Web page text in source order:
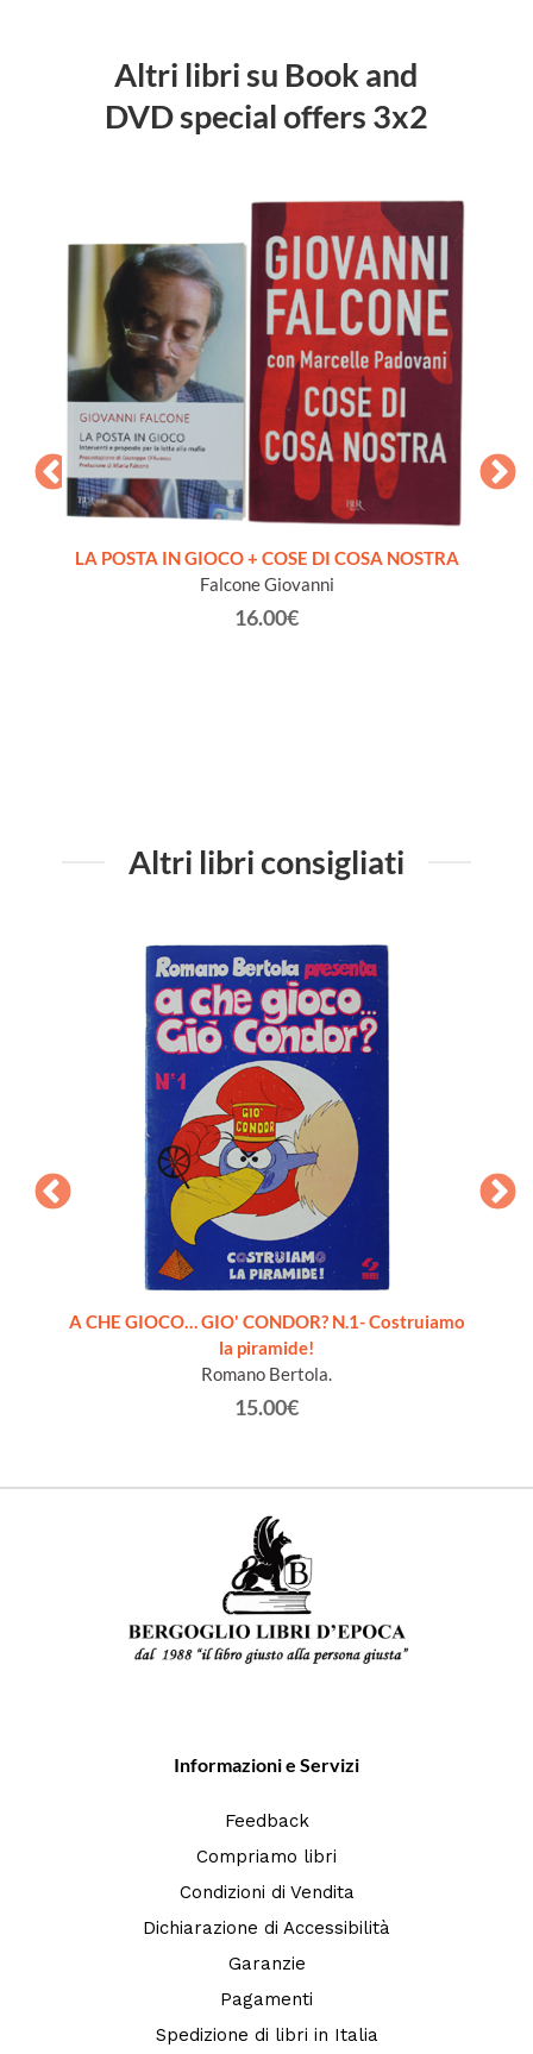
Altri libri su Book and
DVD special offers 3x2
LA POSTA IN GIOCO + COSE DI COSA NOSTRA
Falcone Giovanni
16.00€
Altri libri consigliati
A CHE GIOCO… GIO' CONDOR? N.1- Costruiamo
la piramide!
Romano Bertola.
15.00€
Informazioni e Servizi
Feedback
Compriamo libri
Condizioni di Vendita
Dichiarazione di Accessibilità
Garanzie
Pagamenti
Spedizione di libri in Italia